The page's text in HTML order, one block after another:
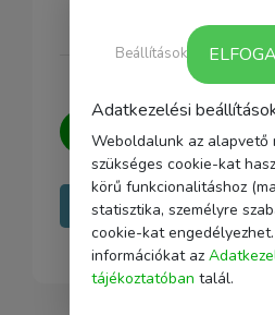
Kérdésed van?Írj
minden kérdésedre
Írj
Adatkezelési
Weboldalunk az alapvető
szükséges cookie-kat
körű funkcionalitáshoz
statisztika, személyre
cookie-kat
információkat az
tájékoztatóban talál.
Beállítások